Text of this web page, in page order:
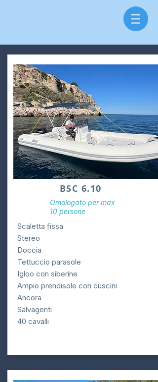
BSC 6.10
Omologato per max
10 persone
Scaletta fissa
Stereo
Doccia
Tettuccio parasole
Igloo con siberine
Ampio prendisole con cuscini
Ancora
Salvagenti
40 cavalli